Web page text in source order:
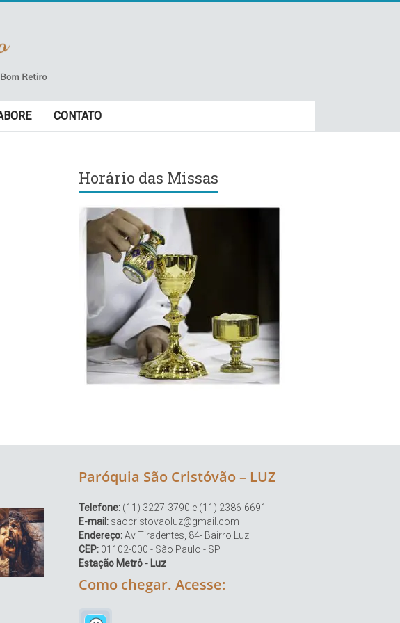
CONTATO
Horário das Missas
Paróquia São Cristóvão – LUZ
Telefone: (11) 3227-3790 e (11) 2386-6691
E-mail: saocristovaoluz@gmail.com
Endereço:Av Tiradentes, 84- Bairro Luz
CEP: 01102-000 - São Paulo - SP
Estação Metrô - Luz
Como chegar. Acesse: